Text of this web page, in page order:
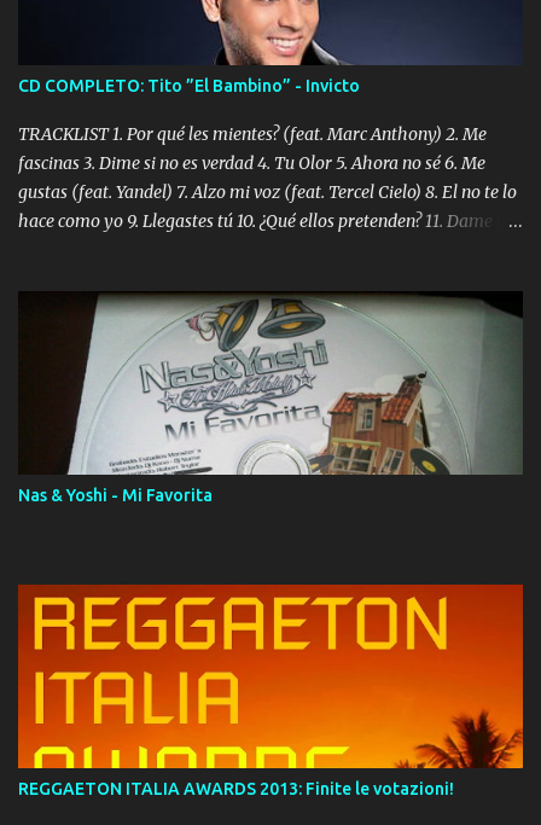
CD COMPLETO: Tito ”El Bambino” - Invicto
TRACKLIST 1. Por qué les mientes? (feat. Marc Anthony) 2. Me
fascinas 3. Dime si no es verdad 4. Tu Olor 5. Ahora no sé 6. Me
gustas (feat. Yandel) 7. Alzo mi voz (feat. Tercel Cielo) 8. El no te lo
hace como yo 9. Llegastes tú 10. ¿Qué ellos pretenden? 11. Dame la
Digital Booklet – Invicto ----------------------------- Nota:
Album proposto al massimo della qualità in formato iTunes Plus
AAC M4A; comprato su iTunes e a disposizione vostra per il
download. REGGAETON ITALIA Nosotros Somos Los Del
Momento!
Nas & Yoshi - Mi Favorita
REGGAETON ITALIA AWARDS 2013: Finite le votazioni!